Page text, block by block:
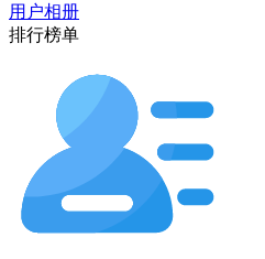
用户相册
排行榜单